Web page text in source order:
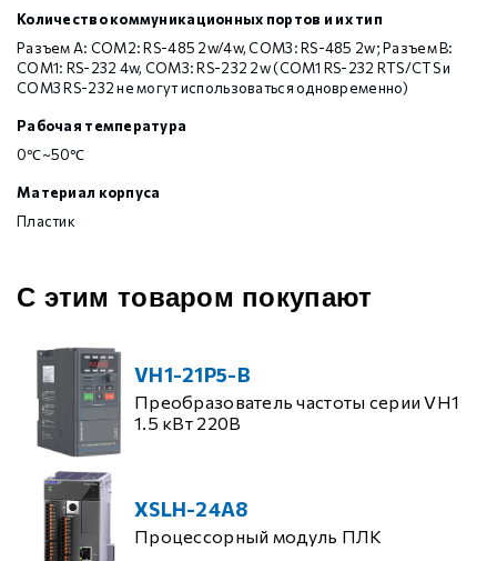
Количество коммуникационных портов и их тип
Разъем А: COM2: RS-485 2w/4w, COM3: RS-485 2w; Разъем В:
COM1: RS-232 4w, COM3: RS-232 2w (COM1 RS-232 RTS/CTS и
COM3 RS-232 не могут использоваться одновременно)
Рабочая температура
0℃~50℃
Материал корпуса
Пластик
С этим товаром покупают
VH1-21P5-B
Преобразователь частоты серии VH1
1.5 кВт 220В
XSLH-24A8
Процессорный модуль ПЛК